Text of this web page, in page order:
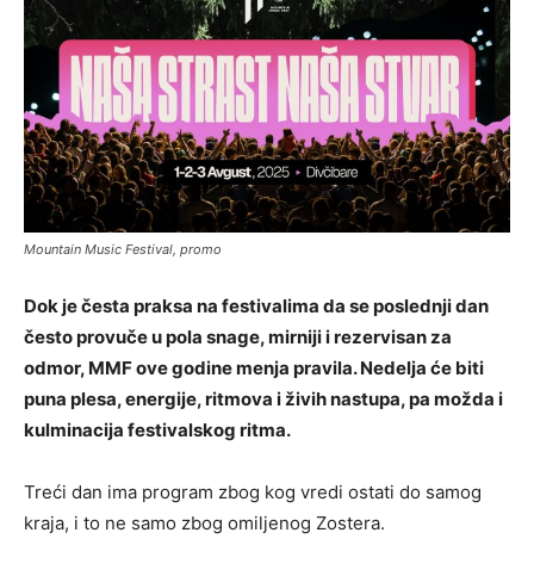
Mountain Music Festival, promo
Dok je česta praksa na festivalima da se poslednji dan
često provuče u pola snage, mirniji i rezervisan za
odmor, MMF ove godine menja pravila. Nedelja će biti
puna plesa, energije, ritmova i živih nastupa, pa možda i
kulminacija festivalskog ritma.
Treći dan ima program zbog kog vredi ostati do samog
kraja, i to ne samo zbog omiljenog Zostera.